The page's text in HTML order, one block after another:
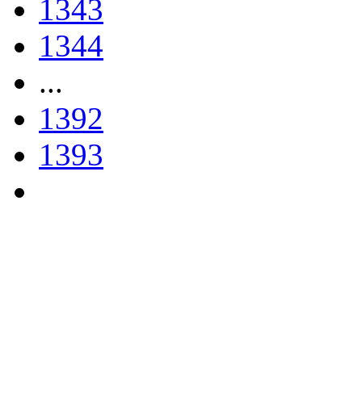
1343
1344
...
1392
1393